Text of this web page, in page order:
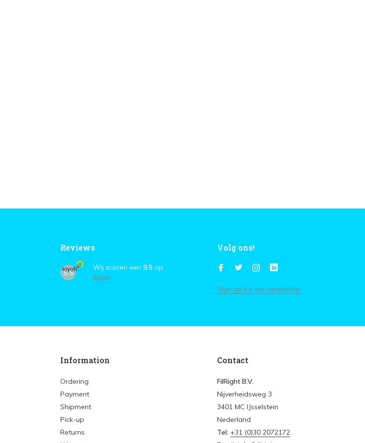
Reviews
9,5
Wij scoren een 9,5 op
Kiyoh
Volg ons!
Sign up for our newsletter
Information
Ordering
Payment
Shipment
Pick-up
Returns
Contact
FilRight B.V.
Nijverheidsweg 3
3401 MC IJsselstein
Nederland
Tel: +31 (0)30 2072172